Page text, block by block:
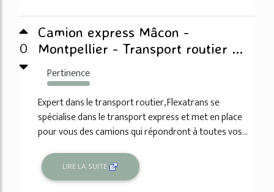
0
Camion express Mâcon -
Montpellier - Transport routier ...
Pertinence
417%
Expert dans le transport routier, Flexatrans se
spécialise dans le transport express et met en place
pour vous des camions qui répondront à toutes vos...
LIRE LA SUITE